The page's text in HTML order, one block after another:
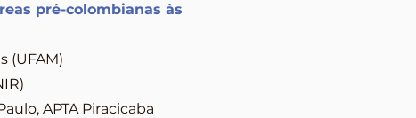
pré-colombianas às
(UFAM)
APTA Piracicaba